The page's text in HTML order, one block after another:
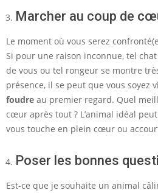
Marcher au coup de
Le moment où vous serez
Si pour une raison inconnue, tel
de vous ou tel rongeur se montre
présence, il se peut que vous soyez
foudre au premier regard. Quel
cœur après tout ? L’animal idéal
vous touche en plein cœur ou
Poser les bonnes
Est-ce que je souhaite un animal